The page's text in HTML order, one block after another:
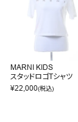
MARNI KIDS
スタッドロゴTシャツ
¥22,000(税込)